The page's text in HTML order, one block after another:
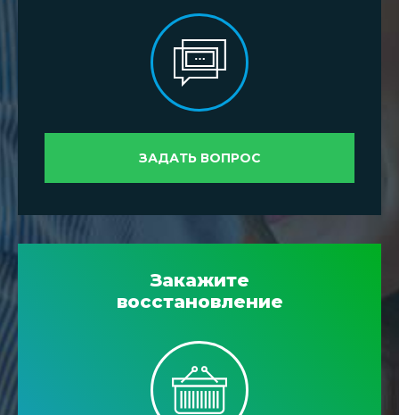
ЗАДАТЬ ВОПРОС
Закажите
восстановление